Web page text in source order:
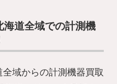
海道全域での計測機
域からの計測機器買取